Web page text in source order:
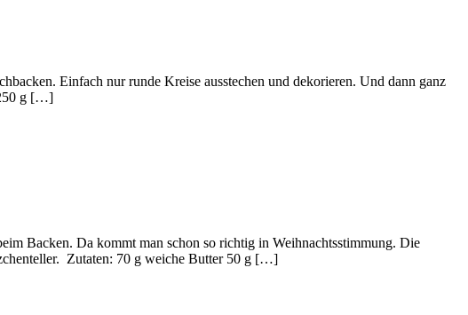
Einfach nur runde Kreise ausstechen und dekorieren. Und dann ganz
250 g […]
Backen. Da kommt man schon so richtig in Weihnachtsstimmung. Die
Zutaten: 70 g weiche Butter 50 g […]